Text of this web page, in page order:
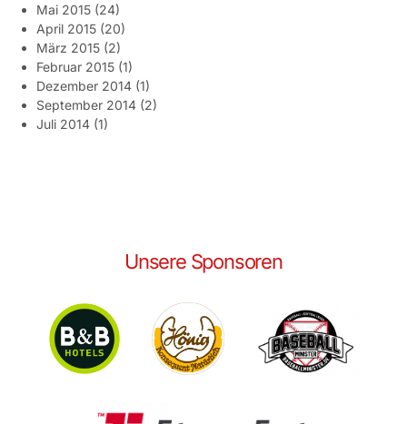
Mai 2015 (24)
April 2015 (20)
März 2015 (2)
Februar 2015 (1)
Dezember 2014 (1)
September 2014 (2)
Juli 2014 (1)
Unsere Sponsoren